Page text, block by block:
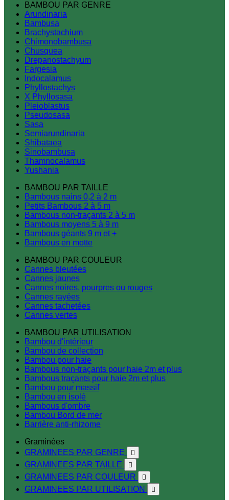
BAMBOU PAR GENRE
Arundinaria
Bambusa
Brachystachium
Chimonobambusa
Chusquea
Drepanostachyum
Fargesia
Indocalamus
Phyllostachys
X Phyllosasa
Pleioblastus
Pseudosasa
Sasa
Semiarundinaria
Shibataea
Sinobambusa
Thamnocalamus
Yushania
BAMBOU PAR TAILLE
Bambous nains 0,2 à 2 m
Petits Bambous 2 à 5 m
Bambous non-traçants 2 à 5 m
Bambous moyens 5 à 9 m
Bambous géants 9 m et +
Bambous en motte
BAMBOU PAR COULEUR
Cannes bleutées
Cannes jaunes
Cannes noires, pourpres ou rouges
Cannes rayées
Cannes tachetées
Cannes vertes
BAMBOU PAR UTILISATION
Bambou d'intérieur
Bambou de collection
Bambou pour haie
Bambous non-traçants pour haie 2m et plus
Bambous traçants pour haie 2m et plus
Bambou pour massif
Bambou en isolé
Bambous d'ombre
Bambou Bord de mer
Barrière anti-rhizome
Graminées
GRAMINEES PAR GENRE

GRAMINEES PAR TAILLE 
GRAMINEES PAR COULEUR 
GRAMINEES PAR UTILISATION 